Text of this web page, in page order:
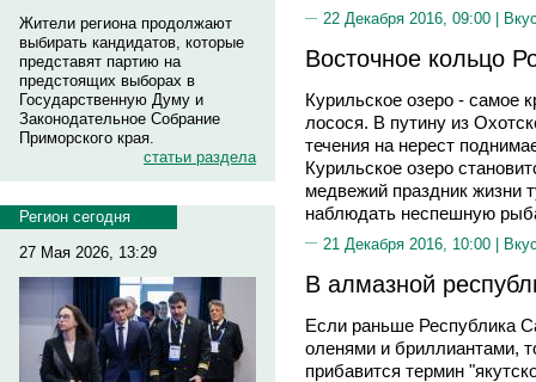
Жители региона продолжают
выбирать кандидатов, которые
представят партию на
предстоящих выборах в
Государственную Думу и
Законодательное Собрание
Приморского края.
статьи раздела
Регион сегодня
27 Мая 2026, 13:29
22 Декабря 2016, 09:00 |
Восточное кольцо
Курильское озеро - самое
лосося. В путину из
течения на нерест
Курильское озеро
медвежий праздник жизни
наблюдать неспешную
21 Декабря 2016, 10:00 |
В алмазной
Если раньше Республика
оленями и бриллиантами,
прибавится термин